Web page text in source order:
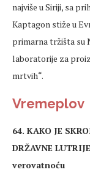
najviše u Siriji, sa
Kaptagon stiže u
primarna tržišta su
laboratorije za
mrtvih“.
Vremeplov
64. KAKO JE
DRŽAVNE
verovatnoću